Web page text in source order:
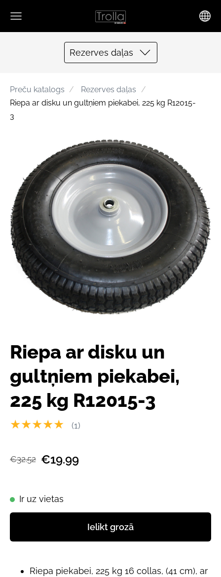
Rezerves daļas
Preču katalogs
Rezerves daļas
Riepa ar disku un gultņiem piekabei, 225 kg R12015-
3
Riepa ar disku un
gultņiem piekabei,
225 kg R12015-3
★★★★★ (1)
€32.52 €19.99
Ir uz vietas
Ielikt grozā
Riepa piekabei, 225 kg 16 collas, (41 cm), ar